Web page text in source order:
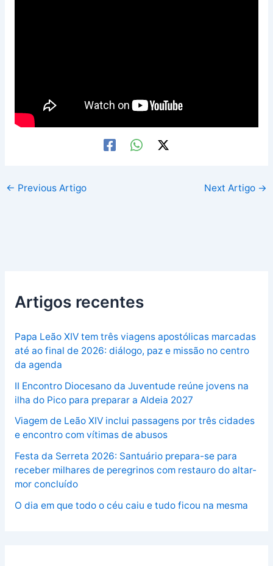
← Previous Artigo Next Artigo →
Artigos recentes
Papa Leão XIV tem três viagens apostólicas marcadas
até ao final de 2026: diálogo, paz e missão no centro
da agenda
II Encontro Diocesano da Juventude reúne jovens na
ilha do Pico para preparar a Aldeia 2027
Viagem de Leão XIV inclui passagens por três cidades
e encontro com vítimas de abusos
Festa da Serreta 2026: Santuário prepara-se para
receber milhares de peregrinos com restauro do altar-
mor concluído
O dia em que todo o céu caiu e tudo ficou na mesma